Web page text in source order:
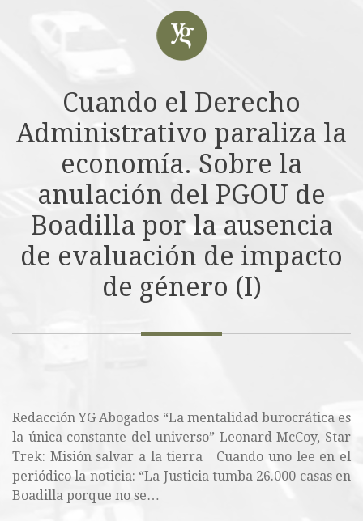
Cuando el Derecho
Administrativo paraliza la
economía. Sobre la
anulación del PGOU de
Boadilla por la ausencia
de evaluación de impacto
de género (I)
Redacción YG Abogados “La mentalidad burocrática es
la única constante del universo” Leonard McCoy, Star
Trek: Misión salvar a la tierra Cuando uno lee en el
periódico la noticia: “La Justicia tumba 26.000 casas en
Boadilla porque no se…